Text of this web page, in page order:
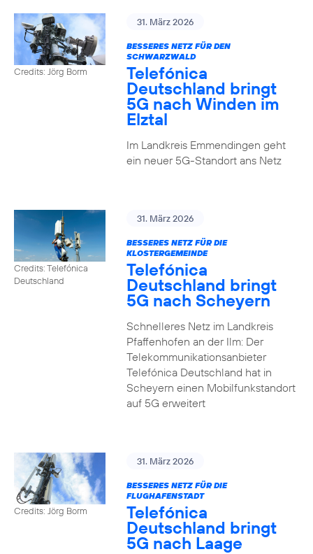
Credits: Jörg Borm
31. März 2026
BESSERES NETZ FÜR DEN
SCHWARZWALD
Telefónica
Deutschland bringt
5G nach Winden im
Elztal
Im Landkreis Emmendingen geht
ein neuer 5G-Standort ans Netz
Credits: Telefónica
Deutschland
31. März 2026
BESSERES NETZ FÜR DIE
KLOSTERGEMEINDE
Telefónica
Deutschland bringt
5G nach Scheyern
Schnelleres Netz im Landkreis
Pfaffenhofen an der Ilm: Der
Telekommunikationsanbieter
Telefónica Deutschland hat in
Scheyern einen Mobilfunkstandort
auf 5G erweitert
Credits: Jörg Borm
31. März 2026
BESSERES NETZ FÜR DIE
FLUGHAFENSTADT
Telefónica
Deutschland bringt
5G nach Laage